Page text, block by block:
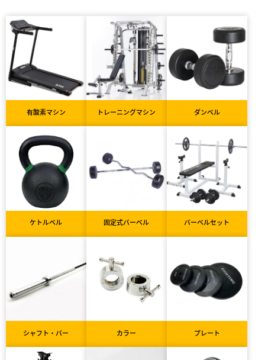
有酸素マシン トレーニングマシン ダンベル
ケトルベル 固定式バーベル バーベルセット
シャフト・バー カラー プレート